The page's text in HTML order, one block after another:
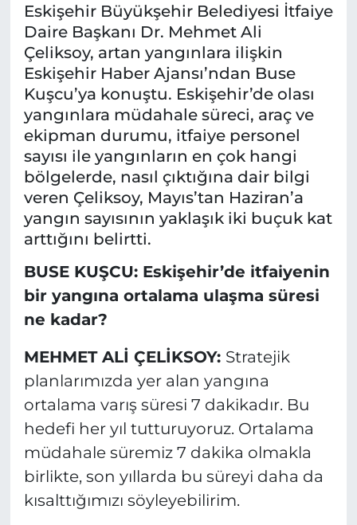
Eskişehir Büyükşehir Belediyesi İtfaiye
Daire Başkanı Dr. Mehmet Ali
Çeliksoy, artan yangınlara ilişkin
Eskişehir Haber Ajansı’ndan Buse
Kuşcu’ya konuştu. Eskişehir’de olası
yangınlara müdahale süreci, araç ve
ekipman durumu, itfaiye personel
sayısı ile yangınların en çok hangi
bölgelerde, nasıl çıktığına dair bilgi
veren Çeliksoy, Mayıs’tan Haziran’a
yangın sayısının yaklaşık iki buçuk kat
arttığını belirtti.
BUSE KUŞCU: Eskişehir’de itfaiyenin
bir yangına ortalama ulaşma süresi
ne kadar?
MEHMET ALİ ÇELİKSOY: Stratejik
planlarımızda yer alan yangına
ortalama varış süresi 7 dakikadır. Bu
hedefi her yıl tutturuyoruz. Ortalama
müdahale süremiz 7 dakika olmakla
birlikte, son yıllarda bu süreyi daha da
kısalttığımızı söyleyebilirim.